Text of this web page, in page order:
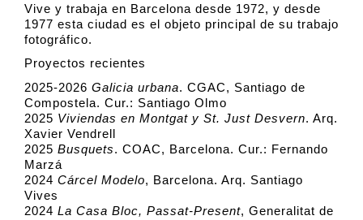
Vive y trabaja en Barcelona desde 1972, y desde
1977 esta ciudad es el objeto principal de su trabajo
fotográfico.
Proyectos recientes
2025-2026 Galicia urbana. CGAC, Santiago de
Compostela. Cur.: Santiago Olmo
2025 Viviendas en Montgat y St. Just Desvern. Arq.
Xavier Vendrell
2025 Busquets. COAC, Barcelona. Cur.: Fernando
Marzá
2024 Cárcel Modelo, Barcelona. Arq. Santiago
Vives
2024 La Casa Bloc, Passat-Present, Generalitat de